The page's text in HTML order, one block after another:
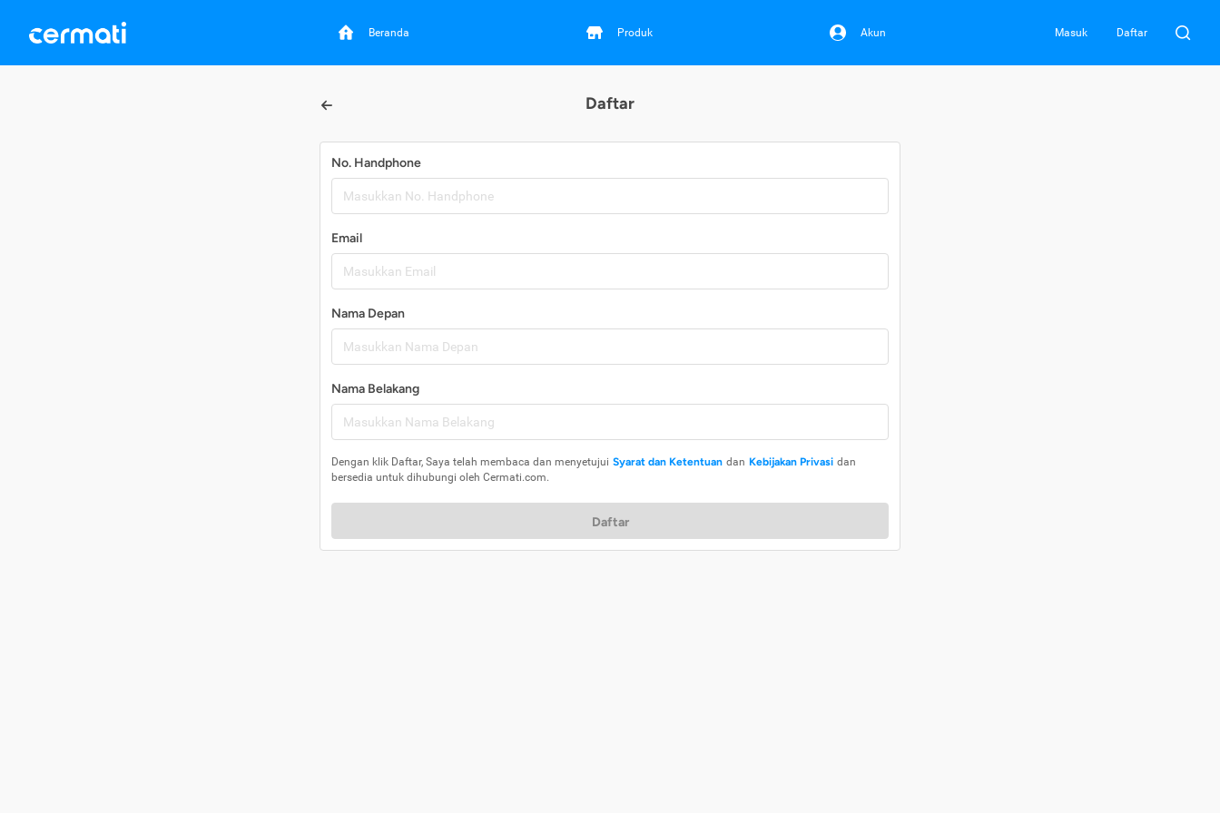
Beranda Produk Akun Masuk Daftar
Daftar
No. Handphone
Email
Nama Depan
Nama Belakang
Dengan klik Daftar, Saya telah membaca dan menyetujui Syarat dan Ketentuan dan Kebijakan Privasi dan
bersedia untuk dihubungi oleh Cermati.com.
Daftar